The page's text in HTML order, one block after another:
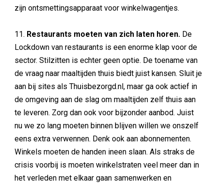
zijn ontsmettingsapparaat voor winkelwagentjes.
11. Restaurants moeten van zich laten horen. De
Lockdown van restaurants is een enorme klap voor de
sector. Stilzitten is echter geen optie. De toename van
de vraag naar maaltijden thuis biedt juist kansen. Sluit je
aan bij sites als Thuisbezorgd.nl, maar ga ook actief in
de omgeving aan de slag om maaltijden zelf thuis aan
te leveren. Zorg dan ook voor bijzonder aanbod. Juist
nu we zo lang moeten binnen blijven willen we onszelf
eens extra verwennen. Denk ook aan abonnementen.
Winkels moeten de handen ineen slaan. Als straks de
crisis voorbij is moeten winkelstraten veel meer dan in
het verleden met elkaar gaan samenwerken en